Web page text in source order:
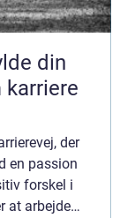
din
karriere
der
en passion
forskel i
at arbejde